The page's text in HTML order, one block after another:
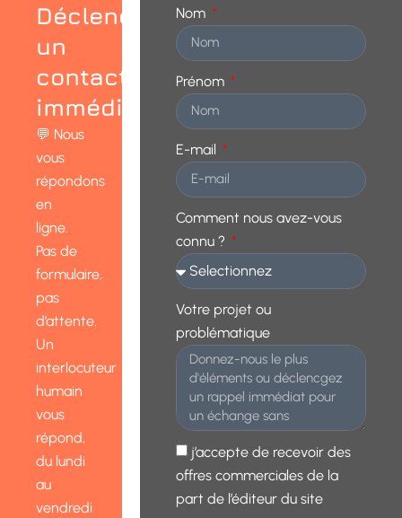
Nom
Prénom
E-mail
Comment nous avez-vous
connu ?
Votre projet ou
problématique
j’accepte de recevoir des
offres commerciales de la
part de l’éditeur du site
Déclenchez
un
contact
immédiat
💬 Nous
vous
répondons
en
ligne.
Pas de
formulaire,
pas
d’attente.
Un
interlocuteur
humain
vous
répond,
du lundi
au
vendredi